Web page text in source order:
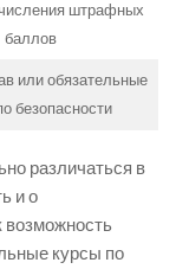
штрафных
баллов
или обязательные
безопасности
различаться в
и о
возможность
курсы по